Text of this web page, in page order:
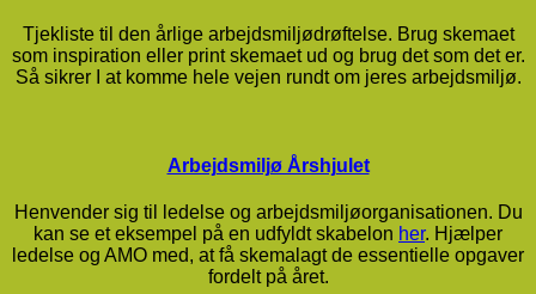
Tjekliste til den årlige arbejdsmiljødrøftelse. Brug skemaet
som inspiration eller print skemaet ud og brug det som det er.
Så sikrer I at komme hele vejen rundt om jeres arbejdsmiljø.
Arbejdsmiljø Årshjulet
Henvender sig til ledelse og arbejdsmiljøorganisationen. Du
kan se et eksempel på en udfyldt skabelon her. Hjælper
ledelse og AMO med, at få skemalagt de essentielle opgaver
fordelt på året.